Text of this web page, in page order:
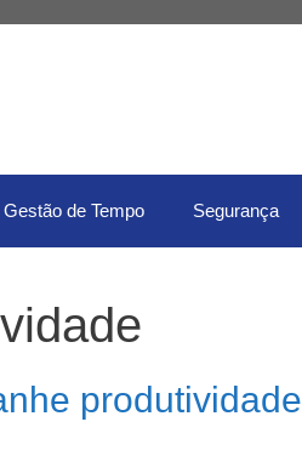
Gestão de Tempo Segurança
produtividade